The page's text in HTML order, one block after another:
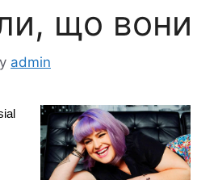
що вони
admin